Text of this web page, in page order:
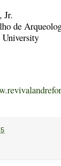
Jr.
de
University